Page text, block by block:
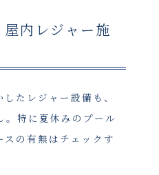
内レジャー施
たレジャー設備も、
。特に夏休みのプール
の有無はチェックす